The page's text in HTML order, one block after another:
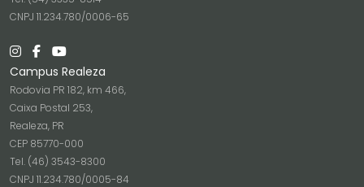
CNPJ 11.234.780/0006-65
Campus Realeza
Rodovia PR 182, km 466,
Caixa Postal 253,
Realeza, PR
CEP 85770-000
Tel. (46) 3543-8300
CNPJ 11.234.780/0005-84